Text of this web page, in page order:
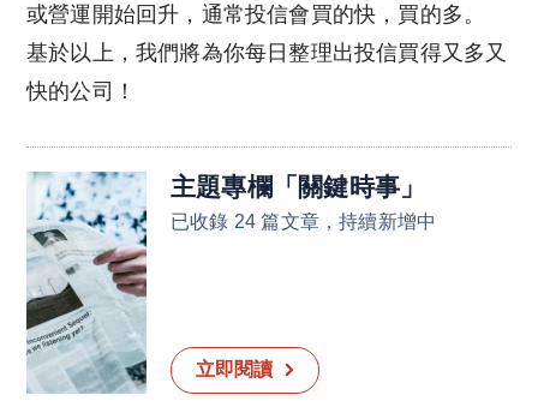
或營運開始回升，通常投信會買的快，買的多。
基於以上，我們將為你每日整理出投信買得又多又
快的公司！
主題專欄 「 關鍵時事 」
已收錄 24 篇文章，持續新增中
立即閱讀